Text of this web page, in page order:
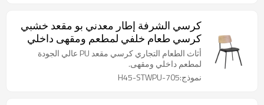
كرسي الشرفة إطار معدني بو مقعد خشبي
كرسي طعام خلفي لمطعم ومقهى داخلي
أثاث الطعام التجاري كرسي مقعد PU عالي الجودة
لمطعم داخلي ومقهى.
نموذج:705-H45-STWPU